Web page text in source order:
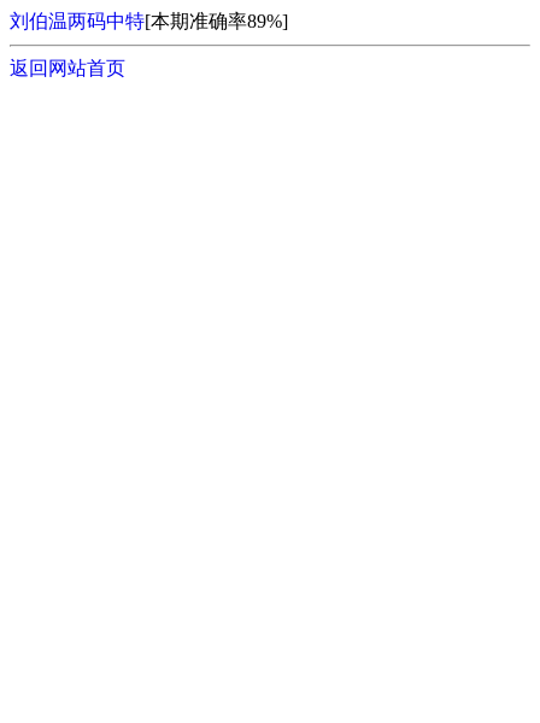
刘伯温两码中特[本期准确率89%]
返回网站首页